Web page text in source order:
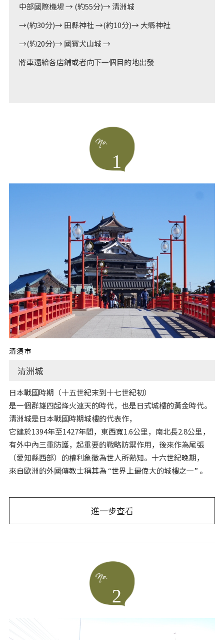
中部國際機場 → (約55分)→ 清洲城
→(約30分)→ 田縣神社 →(約10分)→ 大縣神社
→(約20分)→ 國寶犬山城 →
將車還給各店鋪或者向下一個目的地出發
1
清須市
清洲城
日本戰國時期（十五世紀末到十七世紀初）
是一個群雄四起烽火連天的時代，也是日式城樓的黃金時代。
清洲城是日本戰國時期城樓的代表作，
它建於1394年至1427年間，東西寬1.6公里，南北長2.8公里，
有外中內三重防護，起重要的戰略防禦作用，後來作為尾張
（愛知縣西部）的權利象徵為世人所熟知。十六世紀晚期，
來自歐洲的外國傳教士稱其為 “世界上最偉大的城樓之一” 。
進一步查看
2